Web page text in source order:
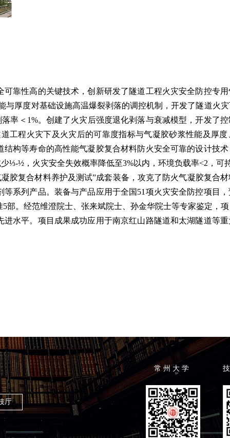
靠性高的关键技术，创新研发了隧道工程火灾安全防控专
与厚度对基础设施高温爆裂剥落的调控机制，开发了隧道火
率＜ 1%。创建了火灾后强度退化剥落与衰减模型，开发了
工程火灾下及火灾后的可靠度指标与气凝胶砂浆性能及厚
构等寿命的高性能气凝胶复合材料防火安全可靠的设计技
少⅓-½ ，火灾安全失效概率降低至3%以内，环境负载率<2 ，可
胶复合材料养护及测试”成套装备，攻克了防火气凝胶复合
系列产品。装备与产品应用于全国51 项火灾安全防控项目
5部。经范维澄院士、张来斌院士、孙金华院士等专家鉴定，
水平。项目成果成功应用于南京红山路隧道和太湖隧道等
厅
常 州 大 学